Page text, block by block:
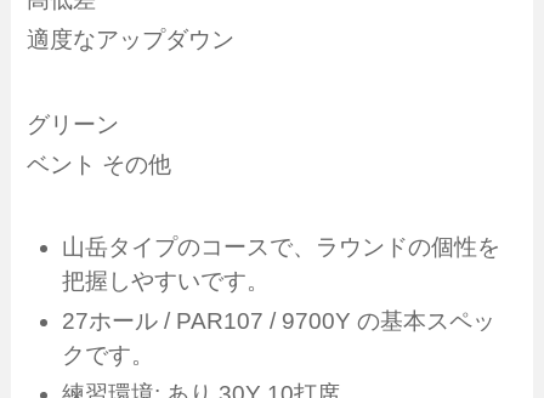
適度なアップダウン
グリーン
ベント その他
山岳タイプのコースで、ラウンドの個性を
把握しやすいです。
27ホール / PAR107 / 9700Y の基本スペッ
クです。